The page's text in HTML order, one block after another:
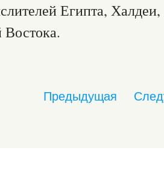
Египта,
Востока.
Предыдущая